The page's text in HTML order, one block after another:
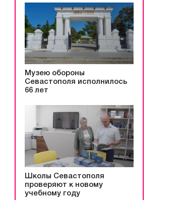
Музею обороны
Севастополя исполнилось
66 лет
Школы Севастополя
проверяют к новому
учебному году